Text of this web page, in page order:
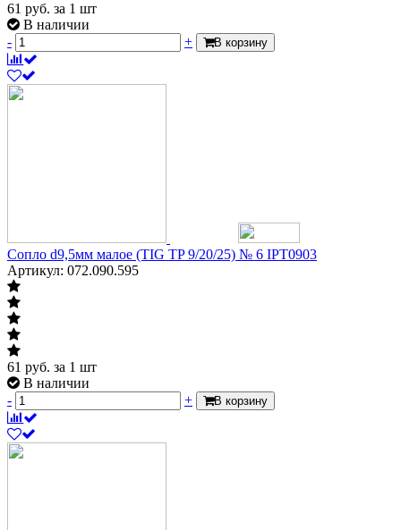
61 руб. за 1 шт
В наличии
-
+ В корзину
Сопло d9,5мм малое (TIG TP 9/20/25) № 6 IPT0903
Артикул: 072.090.595
61 руб. за 1 шт
В наличии
-
+ В корзину